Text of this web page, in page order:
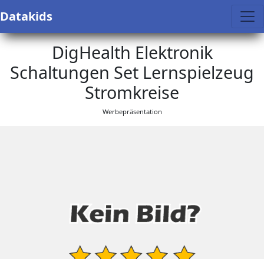
Datakids
DigHealth Elektronik
Schaltungen Set Lernspielzeug
Stromkreise
Werbepräsentation